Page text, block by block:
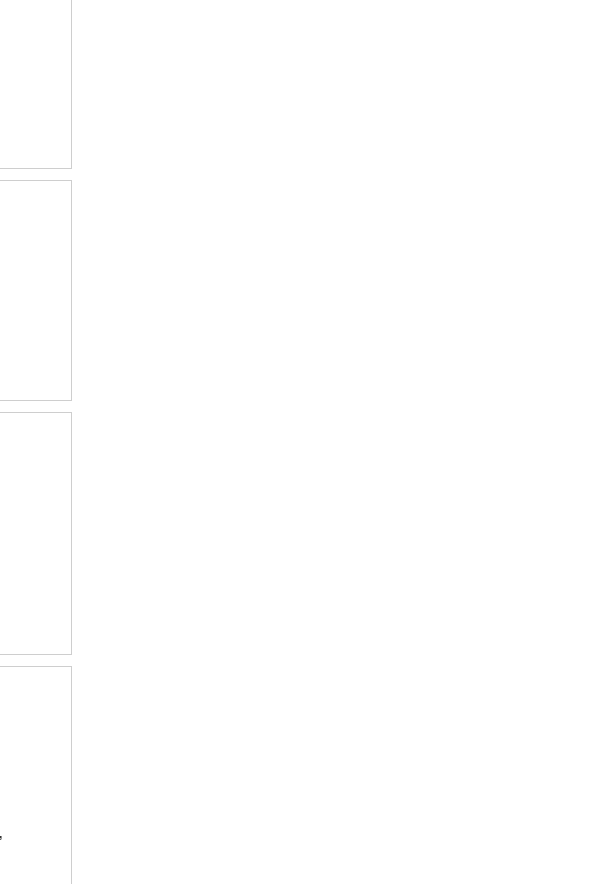
ГАРДАБАНИ
ГРУЗИЯ